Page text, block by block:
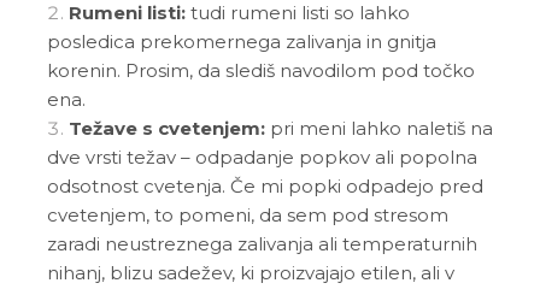
Rumeni listi: tudi rumeni listi so lahko
posledica prekomernega zalivanja in gnitja
korenin. Prosim, da slediš navodilom pod točko
ena.
Težave s cvetenjem:pri meni lahko naletiš na
dve vrsti težav – odpadanje popkov ali popolna
odsotnost cvetenja. Če mi popki odpadejo pred
cvetenjem, to pomeni, da sem pod stresom
zaradi neustreznega zalivanja ali temperaturnih
nihanj, blizu sadežev, ki proizvajajo etilen, ali v